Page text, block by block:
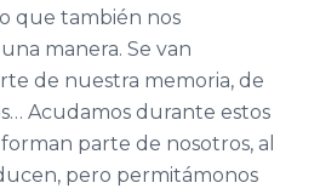
que también nos
manera. Se van
de nuestra memoria, de
Acudamos durante estos
parte de nosotros, al
pero permitámonos